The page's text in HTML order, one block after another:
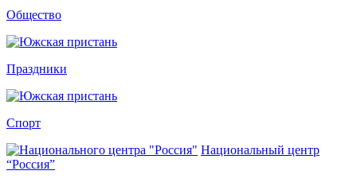
Общество
Праздники
Спорт
Национальный центр
“Россия”